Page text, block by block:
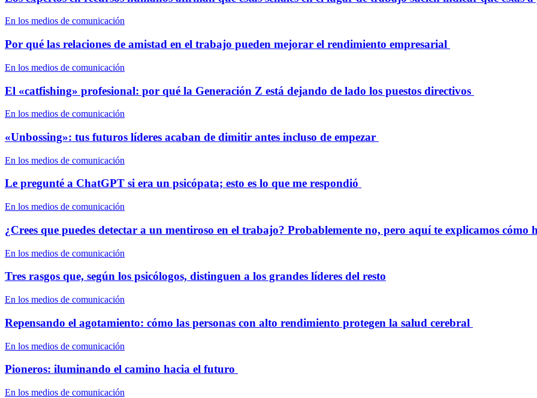
En los medios de comunicación
Por qué las relaciones de amistad en el trabajo pueden mejorar el rendimiento empresarial
En los medios de comunicación
El «catfishing» profesional: por qué la Generación Z está dejando de lado los puestos directivos
En los medios de comunicación
«Unbossing»: tus futuros líderes acaban de dimitir antes incluso de empezar
En los medios de comunicación
Le pregunté a ChatGPT si era un psicópata; esto es lo que me respondió
En los medios de comunicación
¿Crees que puedes detectar a un mentiroso en el trabajo? Probablemente no, pero aquí te explicamos cómo
En los medios de comunicación
Tres rasgos que, según los psicólogos, distinguen a los grandes líderes del resto
En los medios de comunicación
Repensando el agotamiento: cómo las personas con alto rendimiento protegen la salud cerebral
En los medios de comunicación
Pioneros: iluminando el camino hacia el futuro
En los medios de comunicación